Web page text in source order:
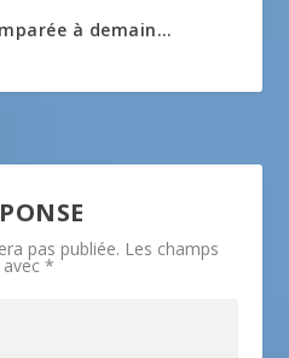
à demain…
pas publiée. Les champs
avec*